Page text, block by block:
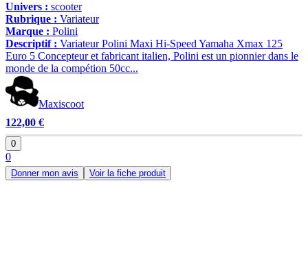
Univers : scooter
Rubrique : Variateur
Marque : Polini
Descriptif : Variateur Polini Maxi Hi-Speed Yamaha Xmax 125
Euro 5 Concepteur et fabricant italien, Polini est un pionnier dans le
monde de la compétion 50cc...
Maxiscoot
122,00 €
0
0
Donner mon avis Voir la fiche produit